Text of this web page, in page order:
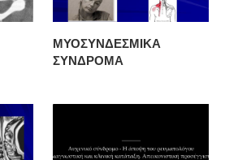
ΜΥΟΣΥΝΔΕΣΜΙΚΑ
ΣΥΝΔΡΟΜΑ